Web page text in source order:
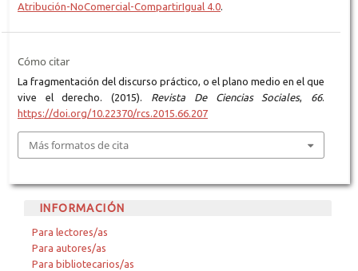
Atribución-NoComercial-CompartirIgual 4.0.
Cómo citar
La fragmentación del discurso práctico, o el plano medio en el que
vive el derecho. (2015). Revista De Ciencias Sociales, 66.
https://doi.org/10.22370/rcs.2015.66.207
Más formatos de cita
INFORMACIÓN
Para lectores/as
Para autores/as
Para bibliotecarios/as